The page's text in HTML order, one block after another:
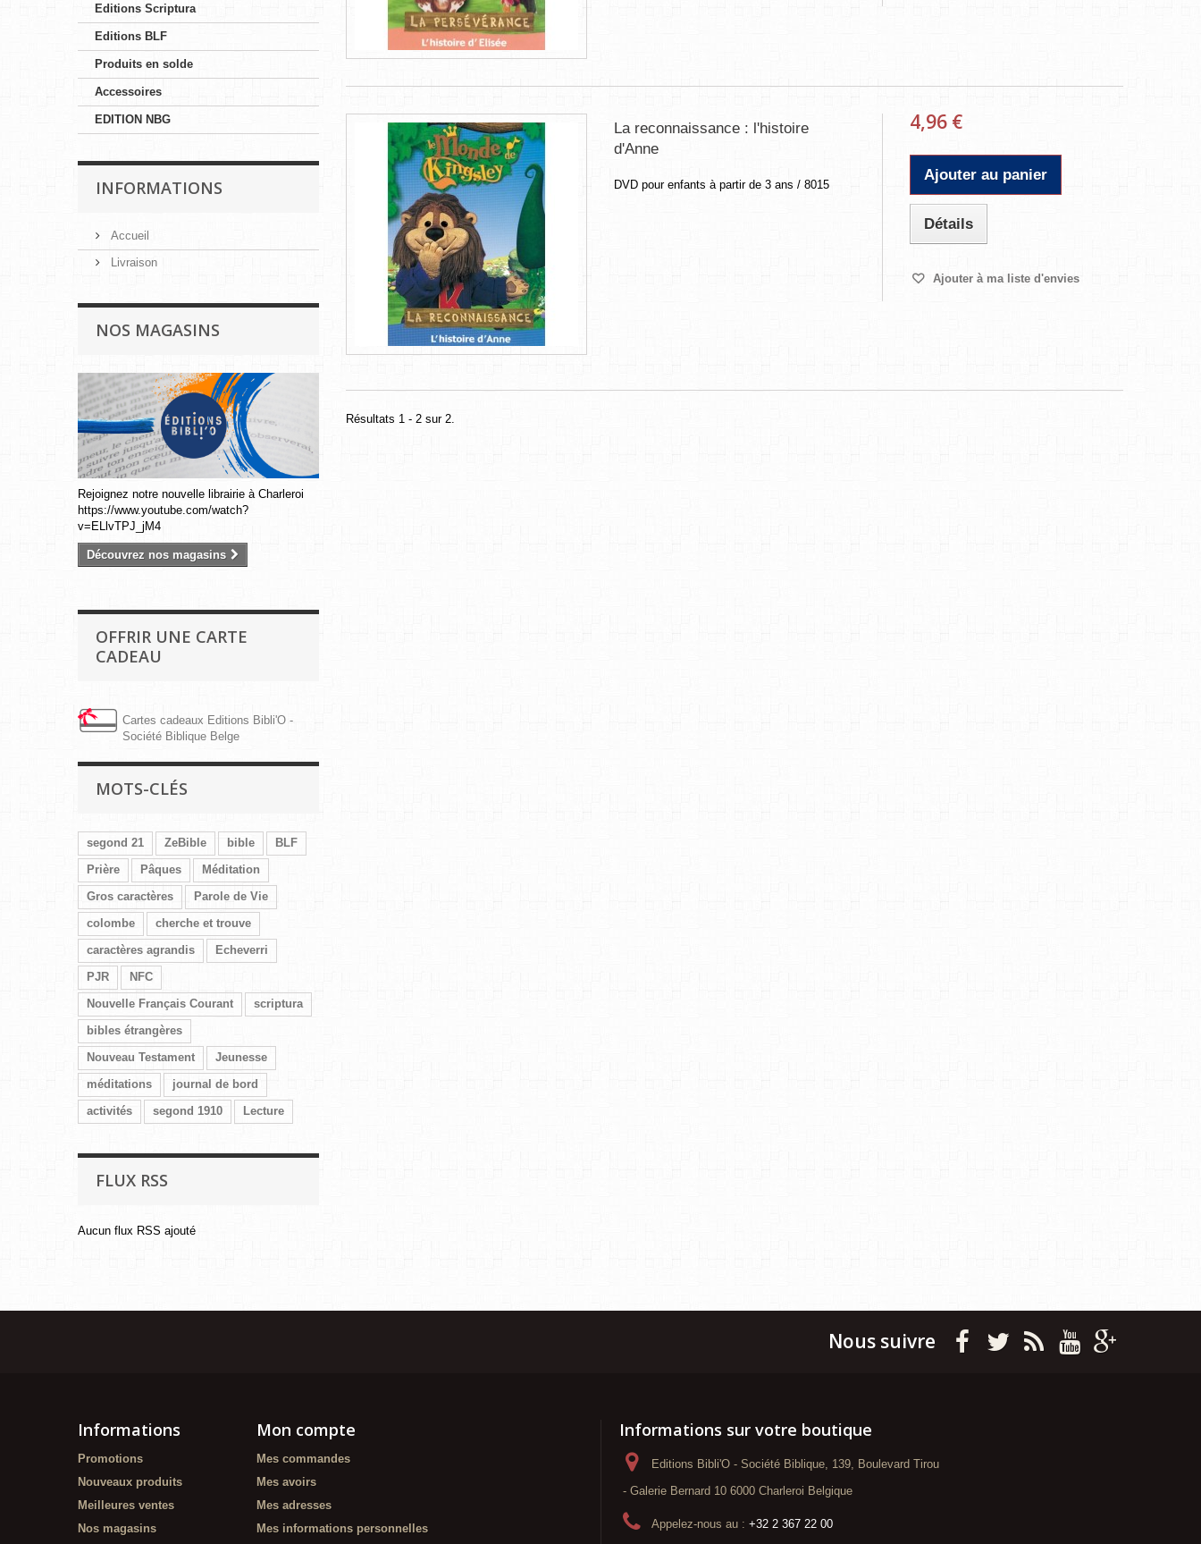
Editions Scriptura
Editions BLF
Produits en solde
Accessoires
EDITION NBG
INFORMATIONS
Accueil
Livraison
NOS MAGASINS
Rejoignez notre nouvelle librairie à Charleroi
https://www.youtube.com/watch?
v=ELlvTPJ_jM4
Découvrez nos magasins
OFFRIR UNE CARTE
CADEAU
Cartes cadeaux Editions Bibli'O -
Société Biblique Belge
MOTS-CLÉS
segond 21 ZeBible bible
BLF
Prière
Pâques
Méditation
Gros caractères
Parole de Vie
colombe
cherche et trouve
caractères agrandis
Echeverri
PJR
NFC
Nouvelle Français Courant
scriptura
bibles étrangères
Nouveau Testament
Jeunesse
méditations
journal de bord
activités
segond 1910 Lecture
FLUX RSS
Aucun flux RSS ajouté
La reconnaissance : l'histoire
d'Anne
DVD pour enfants à partir de 3 ans / 8015
4,96 €
Ajouter au panier
Détails
Ajouter à ma liste d'envies
Résultats 1 - 2 sur 2.
Nous suivre
Informations
Promotions
Nouveaux produits
Meilleures ventes
Nos magasins
Mon compte
Mes commandes
Mes avoirs
Mes adresses
Mes informations personnelles
Informations sur votre boutique
Editions Bibli'O - Société Biblique, 139, Boulevard Tirou
- Galerie Bernard 10 6000 Charleroi Belgique
Appelez-nous au : +32 2 367 22 00